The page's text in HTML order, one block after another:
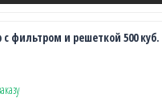
с фильтром и решеткой 500